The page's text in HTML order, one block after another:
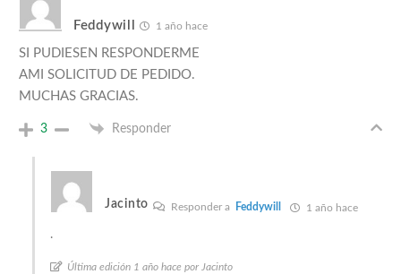
Feddywill 1 año hace
SI PUDIESEN RESPONDERME
AMI SOLICITUD DE PEDIDO.
MUCHAS GRACIAS.
3 Responder
Jacinto Responder a Feddywill 1 año hace
.
Última edición 1 año hace por Jacinto